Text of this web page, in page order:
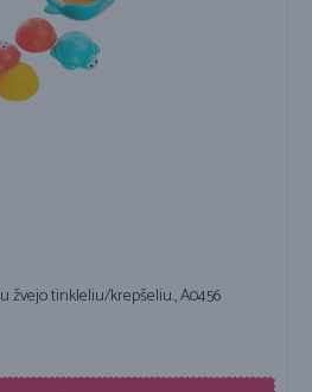
žvejo tinkleliu/krepšeliu., A0456